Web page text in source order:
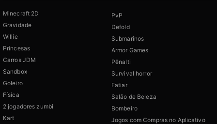
Minecraft 2D
Gravidade
Willie
Princesas
Carros JDM
Sandbox
Goleiro
Física
2 jogadores zumbi
Kart
PvP
Defold
Submarinos
Armor Games
Pênalti
Survival horror
Fatiar
Salão de Beleza
Bombeiro
Jogos com Compras no Aplicativo